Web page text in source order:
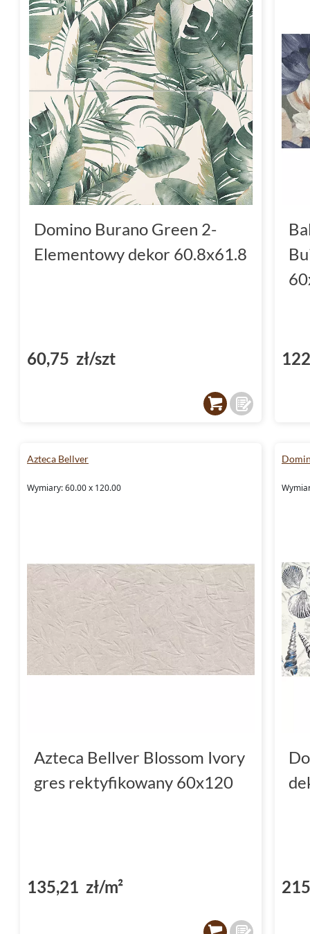
Domino Burano Green 2-
Elementowy dekor 60.8x61.8
60,75 zł/szt
Azteca Bellver
Wymiary: 60.00 x 120.00
Azteca Bellver Blossom Ivory
gres rektyfikowany 60x120
135,21 zł/m²